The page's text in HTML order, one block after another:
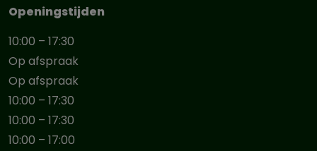
Openingstijden
10:00 – 17:30
Op afspraak
Op afspraak
10:00 – 17:30
10:00 – 17:30
10:00 – 17:00